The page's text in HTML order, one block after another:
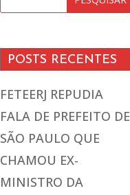
POSTS RECENTES
FETEERJ REPUDIA
FALA DE PREFEITO DE
SÃO PAULO QUE
CHAMOU EX-
MINISTRO DA